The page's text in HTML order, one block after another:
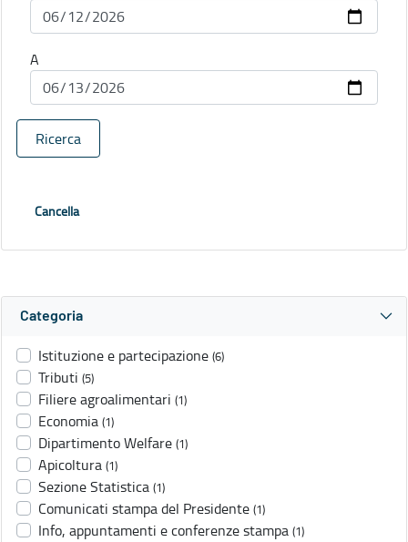
A
Ricerca
Cancella
Categoria
Istituzione e partecipazione (6)
Tributi (5)
Filiere agroalimentari (1)
Economia (1)
Dipartimento Welfare (1)
Apicoltura (1)
Sezione Statistica (1)
Comunicati stampa del Presidente (1)
Info, appuntamenti e conferenze stampa (1)